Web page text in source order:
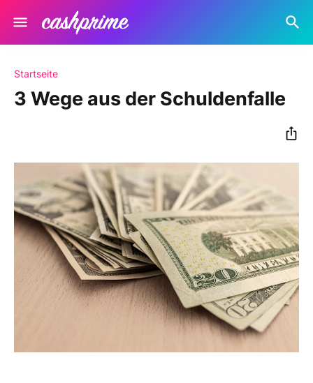
Startseite
3 Wege aus der Schuldenfalle